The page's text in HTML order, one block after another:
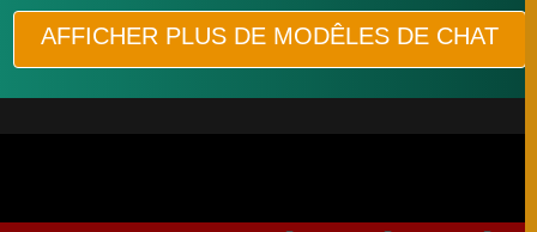
AFFICHER PLUS DE MODÊLES DE CHAT